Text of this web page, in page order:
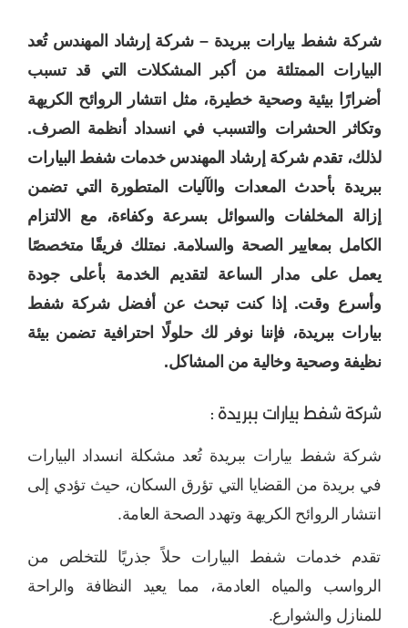
شركة شفط بيارات ببريدة – شركة إرشاد المهندس تُعد
البيارات الممتلئة من أكبر المشكلات التي قد تسبب
أضرارًا بيئية وصحية خطيرة، مثل انتشار الروائح الكريهة
وتكاثر الحشرات والتسبب في انسداد أنظمة الصرف.
لذلك، تقدم شركة إرشاد المهندس خدمات شفط البيارات
ببريدة بأحدث المعدات والآليات المتطورة التي تضمن
إزالة المخلفات والسوائل بسرعة وكفاءة، مع الالتزام
الكامل بمعايير الصحة والسلامة. نمتلك فريقًا متخصصًا
يعمل على مدار الساعة لتقديم الخدمة بأعلى جودة
وأسرع وقت. إذا كنت تبحث عن أفضل شركة شفط
بيارات ببريدة، فإننا نوفر لك حلولًا احترافية تضمن بيئة
نظيفة وصحية وخالية من المشاكل.
شركة شفط بيارات ببريدة :
شركة شفط بيارات ببريدة تُعد مشكلة انسداد البيارات
في بريدة من القضايا التي تؤرق السكان، حيث تؤدي إلى
انتشار الروائح الكريهة وتهدد الصحة العامة.
تقدم خدمات شفط البيارات حلاً جذريًا للتخلص من
الرواسب والمياه العادمة، مما يعيد النظافة والراحة
للمنازل والشوارع.